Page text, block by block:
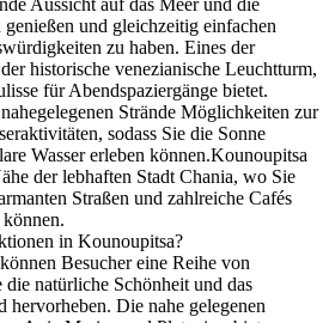
und gleichzeitig einfachen
zu haben. Eines der
historische venezianische Leuchtturm,
für Abendspaziergänge bietet.
Strände Möglichkeiten zur
sodass Sie die Sonne
Wasser erleben können.Kounoupitsa
der lebhaften Stadt Chania, wo Sie
Straßen und zahlreiche Cafés
in Kounoupitsa?
Besucher eine Reihe von
natürliche Schönheit und das
hervorheben. Die nahe gelegenen